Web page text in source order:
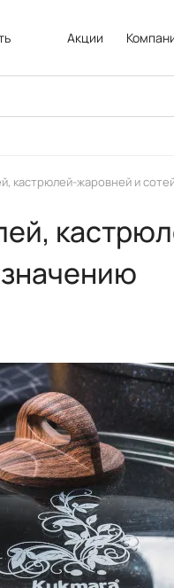
Акции
кастрюлей-жаровней и